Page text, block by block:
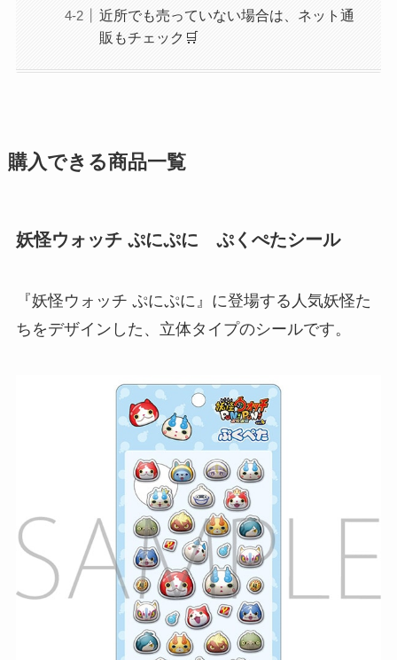
近所でも売っていない場合は、ネット通
販もチェック🛒
購入できる商品一覧
妖怪ウォッチ ぷにぷに ぷくぺたシール
『妖怪ウォッチ ぷにぷに』に登場する人気妖怪た
ちをデザインした、立体タイプのシールです。